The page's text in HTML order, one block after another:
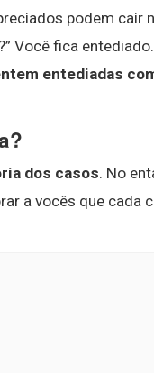
podem cair
Você fica entediado.
entediadas
dos casos. No
a vocês que cada